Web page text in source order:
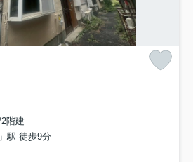
階建
駅 徒歩9分